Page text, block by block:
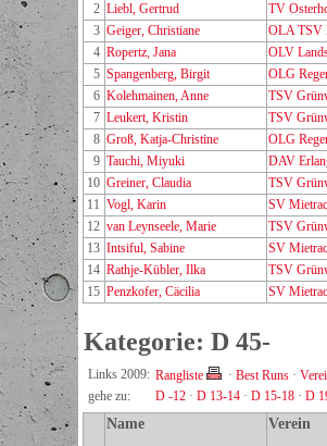
2 Liebl, Gertrud TV
3 Geiger, Christiane OLA TSV
4 Ropertz, Jana OLV
5 Spangenberg, Birgit OLG
6 Kolehmainen, Anne TSV
7 Leukert, Kristin TSV
8 Groß, Katja-Christine OLG
9 Tauchi, Miyuki DAV
10 Greiner, Claudia TSV
11 Vogl, Karin SV
12 van Leynseele, Marie TSV
13 Intsiful, Sabine SV
14 Rathje-Kübler, Ilka TSV
15 Penzkofer, Cäcilia SV
Kategorie: D 45-
Links 2009: Rangliste · Best Runs ·
gehe zu:
D -12 · D 13-14 · D 15-18 · D
Name Verein